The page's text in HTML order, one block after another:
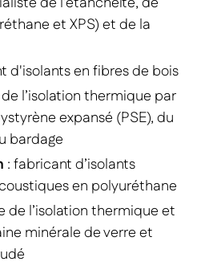
et XPS) et de la
d'isolants en fibres de bois
l’isolation thermique par
expansé (PSE), du
bardage
: fabricant d’isolants
en polyuréthane
de l’isolation thermique et
minérale de verre et